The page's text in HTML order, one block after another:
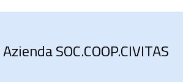
SOC.COOP.CIVITAS